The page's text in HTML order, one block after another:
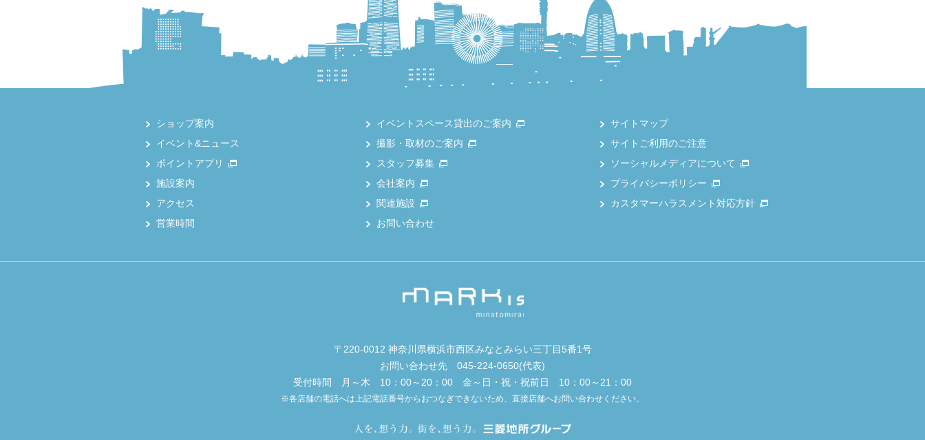
ショップ案内
イベント&ニュース
ポイントアプリ
施設案内
アクセス
営業時間
イベントスペース貸出のご案内
撮影・取材のご案内
スタッフ募集
会社案内
関連施設
お問い合わせ
サイトマップ
サイトご利用のご注意
ソーシャルメディアについて
プライバシーポリシー
カスタマーハラスメント対応方針
〒220-0012 神奈川県横浜市西区みなとみらい三丁目5番1号
お問い合わせ先 045-224-0650(代表)
受付時間 月～木 10：00～20：00 金～日・祝・祝前日 10：00～21：00
※各店舗の電話へは上記電話番号からおつなぎできないため、直接店舗へお問い合わせください。